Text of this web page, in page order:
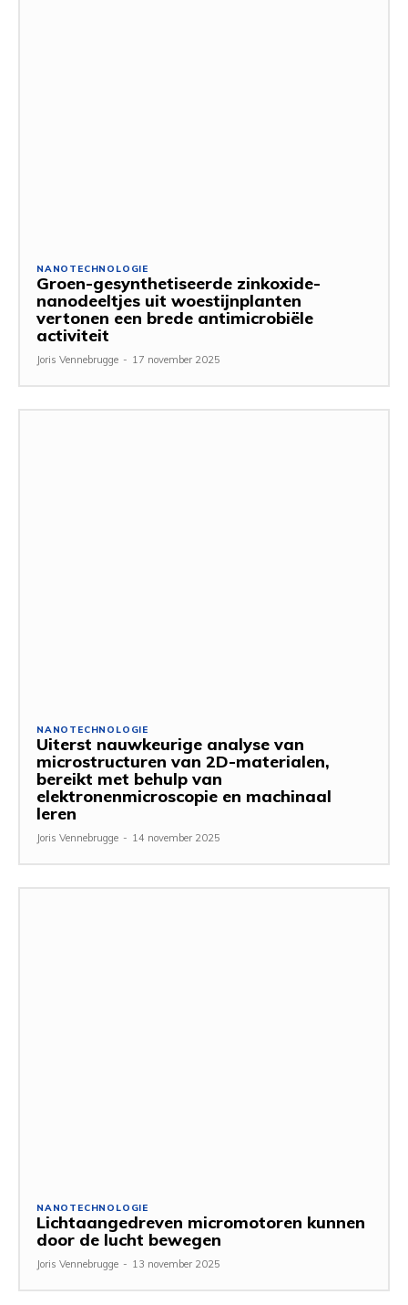
NANOTECHNOLOGIE
Groen-gesynthetiseerde zinkoxide-
nanodeeltjes uit woestijnplanten
vertonen een brede antimicrobiële
activiteit
Joris Vennebrugge - 17 november 2025
NANOTECHNOLOGIE
Uiterst nauwkeurige analyse van
microstructuren van 2D-materialen,
bereikt met behulp van
elektronenmicroscopie en machinaal
leren
Joris Vennebrugge - 14 november 2025
NANOTECHNOLOGIE
Lichtaangedreven micromotoren kunnen
door de lucht bewegen
Joris Vennebrugge - 13 november 2025